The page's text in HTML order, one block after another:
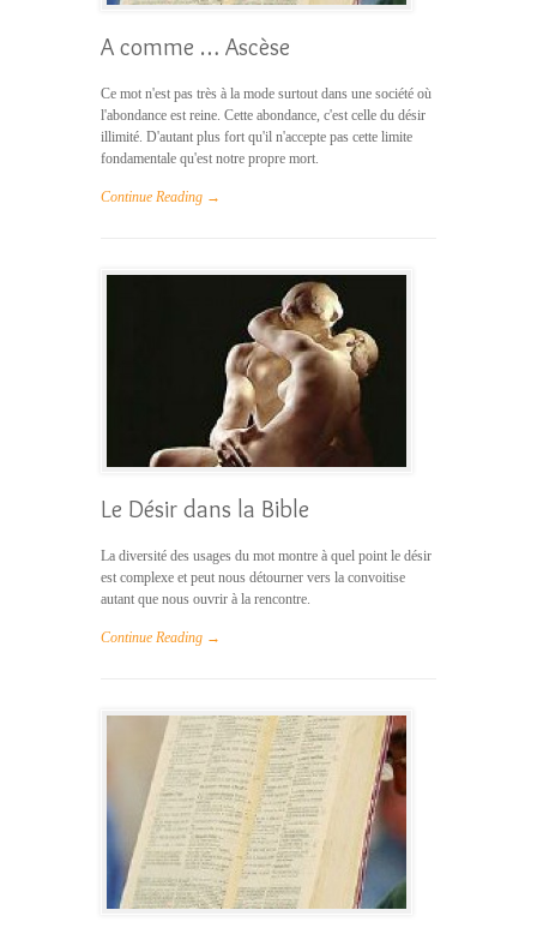
A comme … Ascèse
Ce mot n'est pas très à la mode surtout dans une société où
l'abondance est reine. Cette abondance, c'est celle du désir
illimité. D'autant plus fort qu'il n'accepte pas cette limite
fondamentale qu'est notre propre mort.
Continue Reading →
Le Désir dans la Bible
La diversité des usages du mot montre à quel point le désir
est complexe et peut nous détourner vers la convoitise
autant que nous ouvrir à la rencontre.
Continue Reading →